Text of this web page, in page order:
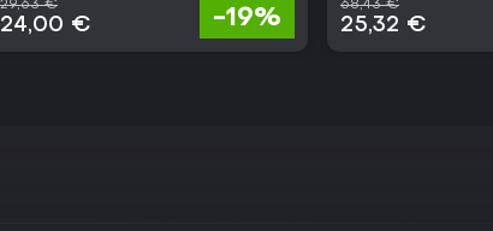
29,63 €
24,00 € -19%
68,43 €
25,32 €